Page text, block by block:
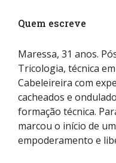
Quem escreve
Maressa, 31 anos.
Tricologia, técnica
Cabeleireira com
cacheados e
formação técnica.
marcou o início de
empoderamento e